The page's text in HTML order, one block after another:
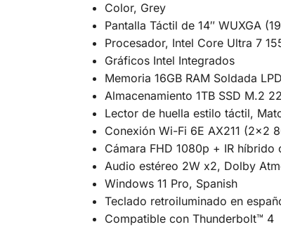
Color, Grey
Pantalla Táctil de 14″ WUXGA
Procesador, Intel Core Ultra 7
Gráficos Intel Integrados
Memoria 16GB RAM Soldada
Almacenamiento 1TB SSD M.2
Lector de huella estilo táctil,
Conexión Wi-Fi 6E AX211 (2×2
Cámara FHD 1080p + IR
Audio estéreo 2W x2, Dolby
Windows 11 Pro, Spanish
Teclado retroiluminado en
Compatible con Thunderbolt™ 4